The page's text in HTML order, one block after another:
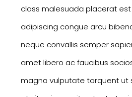
class malesuada placerat
adipiscing congue arcu
neque convallis semper
amet libero ac faucibus
magna vulputate torquent ut